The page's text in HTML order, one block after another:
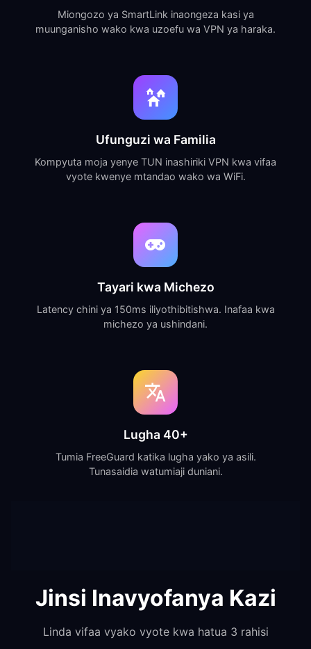
Miongozo ya SmartLink inaongeza kasi ya
muunganisho wako kwa uzoefu wa VPN ya haraka.
Ufunguzi wa Familia
Kompyuta moja yenye TUN inashiriki VPN kwa vifaa
vyote kwenye mtandao wako wa WiFi.
Tayari kwa Michezo
Latency chini ya 150ms iliyothibitishwa. Inafaa kwa
michezo ya ushindani.
Lugha 40+
Tumia FreeGuard katika lugha yako ya asili.
Tunasaidia watumiaji duniani.
Jinsi Inavyofanya Kazi
Linda vifaa vyako vyote kwa hatua 3 rahisi